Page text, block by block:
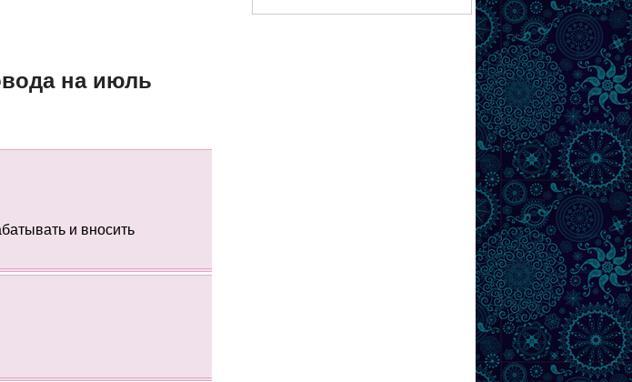
на июль
и вносить